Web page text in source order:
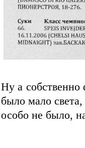
Ну а собственно
было мало
особо не было,